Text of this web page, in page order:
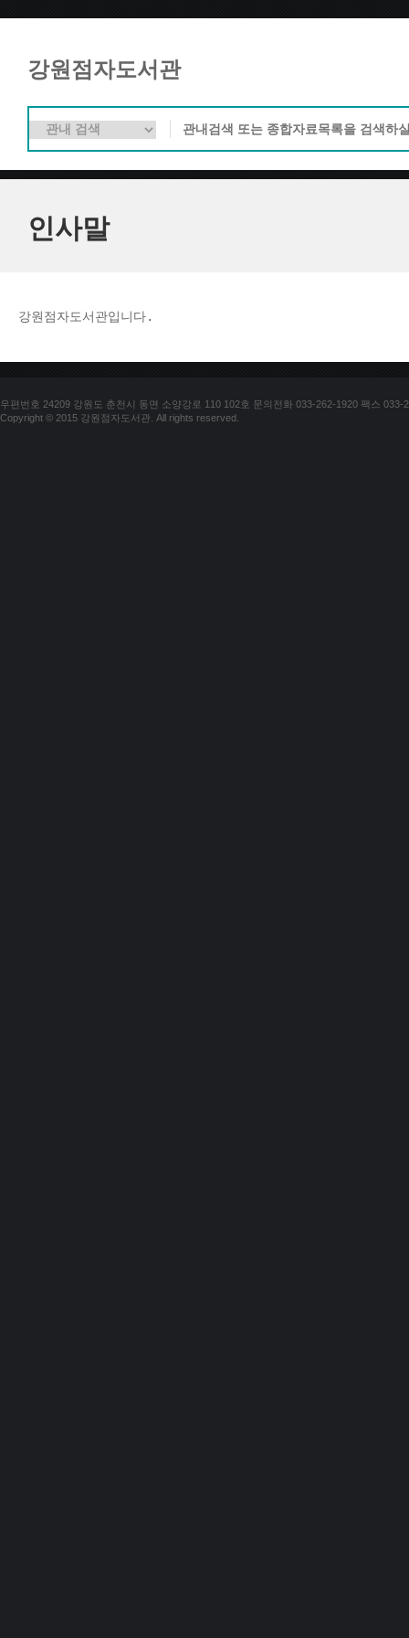
강원점자도서관
인사말
강원점자도서관입니다.
우편번호 24209 강원도 춘천시 동면 소양강로 110 102호 문의전화 033-262-1920 팩스 033-
Copyright © 2015 강원점자도서관. All rights reserved.